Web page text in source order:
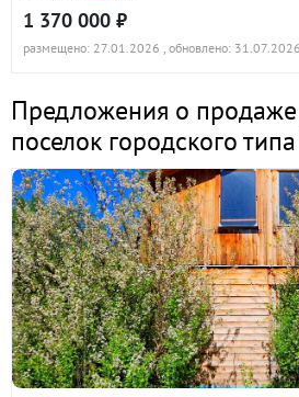
1 370 000 ₽
размещено: 27.01.2026 , обновлено: 31.07.2026
Предложения о
поселок городского